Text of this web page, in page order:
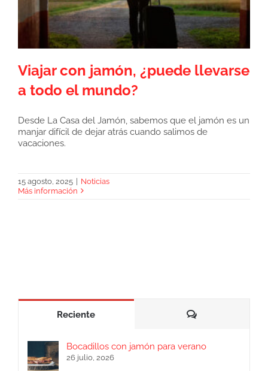
Viajar con jamón, ¿puede llevarse a todo el
Viajar con jamón, ¿puede llevarse
a todo el mundo?
Desde La Casa del Jamón, sabemos que el jamón es un
manjar difícil de dejar atrás cuando salimos de
vacaciones.
15 agosto, 2025
Noticias
Más información
Reciente Comentarios
Bocadillos con jamón para verano
26 julio, 2026